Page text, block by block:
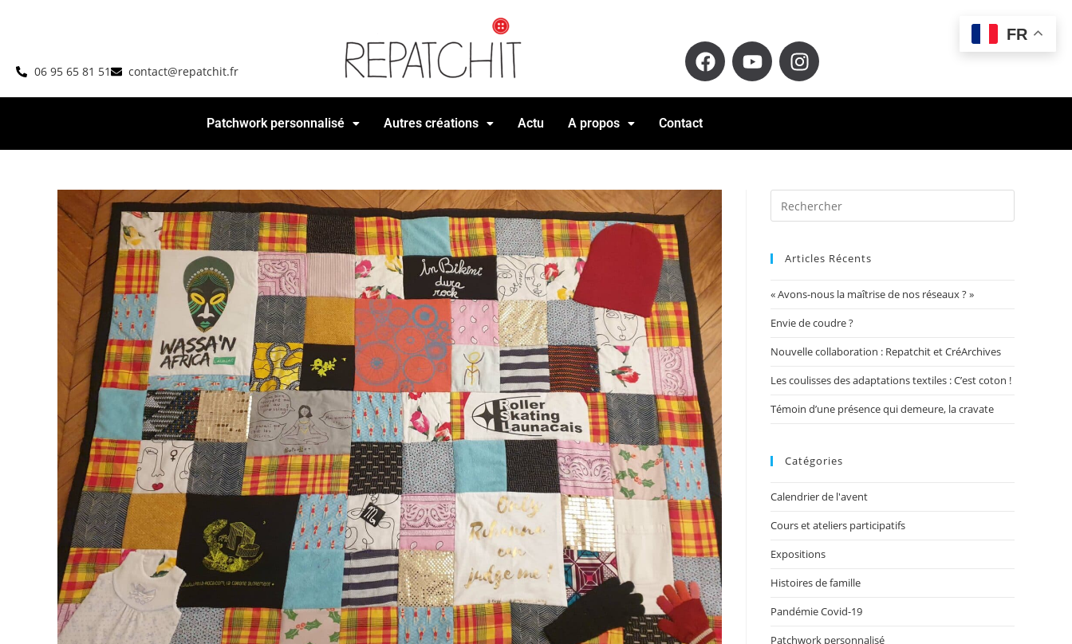
06 95 65 81 51 contact@repatchit.fr
Patchwork personnalisé Autres créations Actu A propos Contact
Articles Récents
« Avons-nous la maîtrise de nos réseaux ? »
Envie de coudre ?
Nouvelle collaboration : Repatchit et CréArchives
Les coulisses des adaptations textiles : C’est coton !
Témoin d’une présence qui demeure, la cravate
Catégories
Calendrier de l'avent
Cours et ateliers participatifs
Expositions
Histoires de famille
Pandémie Covid-19
Patchwork personnalisé
FR